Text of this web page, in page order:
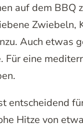
auf dem BBQ
Zwiebeln,
Auch etwas
Für eine
entscheidend
Hitze von